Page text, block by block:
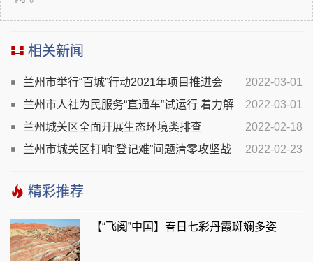
相关新闻
2022-03-01
兰州市举行“百城”行动2021年项目推进会
2022-03-01
兰州市人社为民服务“直通车”试运行 着力解
决企业和群众急难愁盼问题
2022-02-18
兰州城关区全面开展生态环境类排查
2022-02-23
兰州市城关区打响“登记难”问题清零攻坚战
精彩推荐
【“飞阅”中国】春日七彩丹霞斑斓多姿